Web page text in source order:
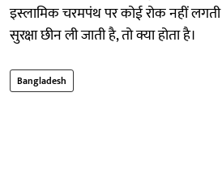
इस्लामिक चरमपंथ पर कोई रोक नहीं
सुरक्षा छीन ली जाती है, तो क्या होता है।
Bangladesh